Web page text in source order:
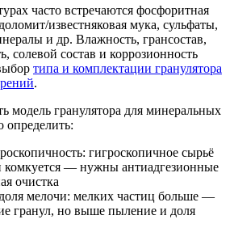
часто встречаются фосфоритная
известняковая мука, сульфаты,
и др. Влажность, грансостав,
солевой состав и коррозионность
типа и комплектации гранулятора
.
модель гранулятора для минеральных
определить:
гигроскопичное сырьё
комкуется — нужны антиадгезионные
очистка
мелочи: мелких частиц больше —
гранул, но выше пыление и доля